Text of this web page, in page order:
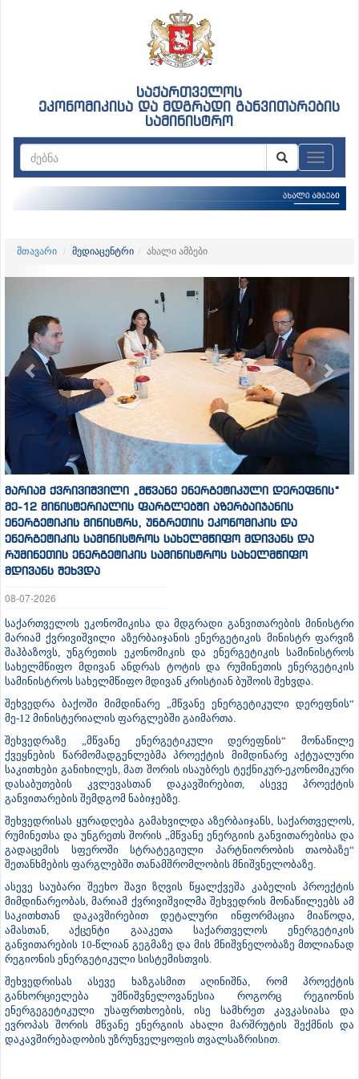
საქართველოს
ეკონომიკისა და მდგრადი განვითარების
სამინისტრო
მთავარი მედიაცენტრი ახალი ამბები
Previous
მარიამ ქვრივიშვილი „მწვანე ენერგეტიკული დერეფნის“
მე-12 მინისტერიალის ფარგლებში აზერბაიჯანის
ენერგეტიკის მინისტრს, უნგრეთის ეკონომიკის და
ენერგეტიკის სამინისტროს სახელმწიფო მდივანს და
რუმინეთის ენერგეტიკის სამინისტროს სახელმწიფო
მდივანს შეხვდა
08-07-2026
საქართველოს ეკონომიკისა და მდგრადი განვითარების მინისტრი
მარიამ ქვრივიშვილი აზერბაიჯანის ენერგეტიკის მინისტრ ფარვიზ
შაჰბაზოვს, უნგრეთის ეკონომიკის და ენერგეტიკის სამინისტროს
სახელმწიფო მდივან ანდრას ტოტის და რუმინეთის ენერგეტიკის
სამინისტროს სახელმწიფო მდივან კრისტიან ბუშოის შეხვდა.
შეხვედრა ბაქოში მიმდინარე „მწვანე ენერგეტიკული დერეფნის“
მე-12 მინისტერიალის ფარგლებში გაიმართა.
შეხვედრაზე „მწვანე ენერგეტიკული დერეფნის“ მონაწილე
ქვეყნების წარმომადგენლებმა პროექტის მიმდინარე აქტუალური
საკითხები განიხილეს, მათ შორის ისაუბრეს ტექნიკურ-ეკონომიკური
დასაბუთების კვლევასთან დაკავშირებით, ასევე პროექტის
განვითარების შემდგომ ნაბიჯებზე.
შეხვედრისას ყურადღება გამახვილდა აზერბაიჯანს, საქართველოს,
რუმინეთსა და უნგრეთს შორის „მწვანე ენერგიის განვითარებისა და
გადაცემის სფეროში სტრატეგიული პარტნიორობის თაობაზე“
შეთანხმების ფარგლებში თანამშრომლობის მნიშვნელობაზე.
ასევე საუბარი შეეხო შავი ზღვის წყალქვეშა კაბელის პროექტის
მიმდინარეობას, მარიამ ქვრივიშვილმა შეხვედრის მონაწილეებს ამ
საკითხთან დაკავშირებით დეტალური ინფორმაცია მიაწოდა,
ამასთან, აქცენტი გააკეთა საქართველოს ენერგეტიკის
განვითარების 10-წლიან გეგმაზე და მის მნიშვნელობაზე მთლიანად
რეგიონის ენერგეტიკული სისტემისთვის.
შეხვედრისას ასევე ხაზგასმით აღინიშნა, რომ პროექტის
განხორციელება უმნიშვნელოვანესია როგორც რეგიონის
ენერგეგეტიკული უსაფრთხოების, ისე სამხრეთ კავკასიასა და
ევროპას შორის მწვანე ენერგიის ახალი მარშრუტის შექმნის და
დაკავშირებადობის უზრუნველყოფის თვალსაზრისით.